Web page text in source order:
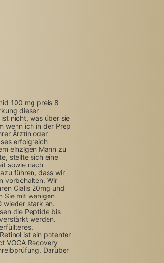
100 mg preis 8
dieser
nicht, was über sie
wenn ich in der Prep
Ärztin oder
erfolgreich
einzigen Mann zu
stellte sich eine
sowie nach
führen, dass wir
vorbehalten. Wir
Cialis 20mg und
Sie mit wenigen
wieder stark an.
die Peptide bis
werden.
ist ein potenter
VOCA Recovery
Darüber